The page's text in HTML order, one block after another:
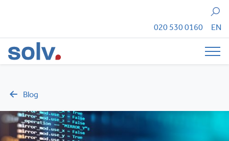
Zoeken
020 530 0160 EN
Blog